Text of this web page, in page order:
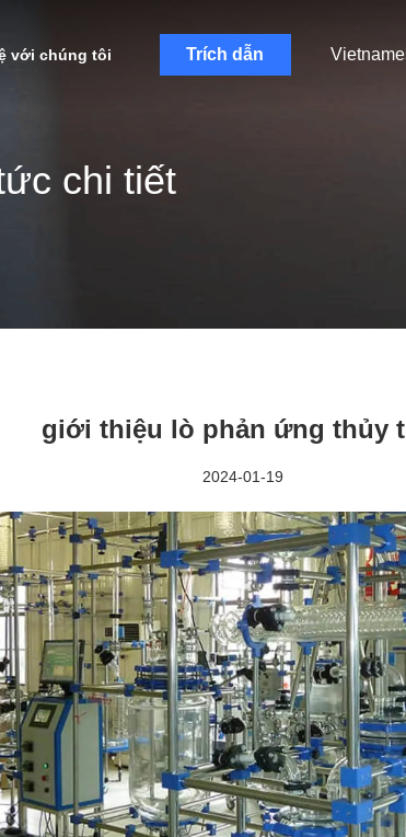
với chúng tôi Trích dẫn
chi tiết
giới thiệu lò phản ứng thủy
2024-01-19